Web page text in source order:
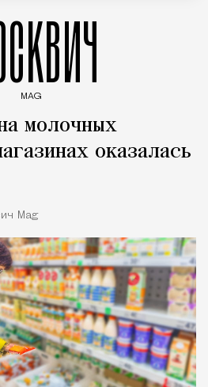
MAG
молочных
оказалась
Mag